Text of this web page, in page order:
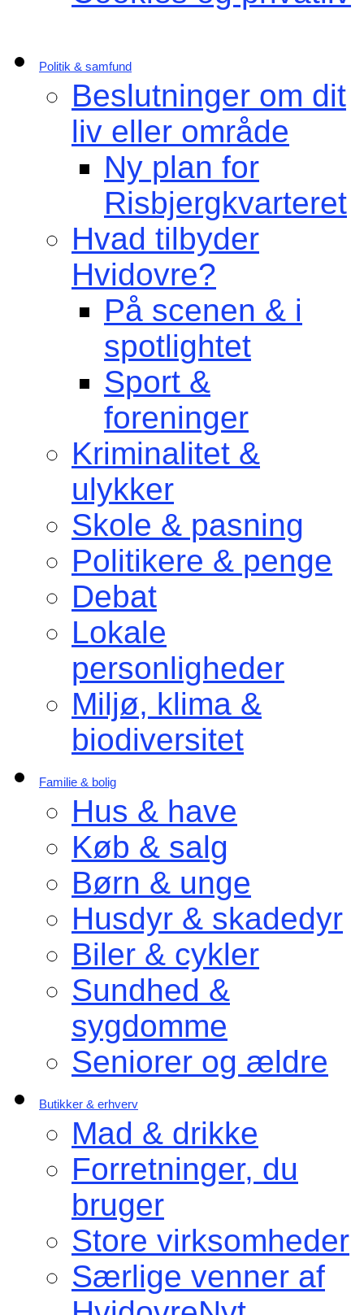
Politik & samfund
Beslutninger om dit
liv eller område
Ny plan for
Risbjergkvarteret
Hvad tilbyder
Hvidovre?
På scenen & i
spotlightet
Sport &
foreninger
Kriminalitet &
ulykker
Skole & pasning
Politikere & penge
Debat
Lokale
personligheder
Miljø, klima &
biodiversitet
Familie & bolig
Hus & have
Køb & salg
Børn & unge
Husdyr & skadedyr
Biler & cykler
Sundhed &
sygdomme
Seniorer og ældre
Butikker & erhverv
Mad & drikke
Forretninger, du
bruger
Store virksomheder
Særlige venner af